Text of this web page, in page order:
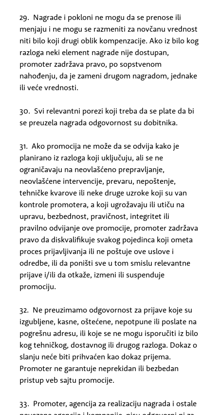
29. Nagrade i pokloni ne mogu da se prenose ili
menjaju i ne mogu se razmeniti za novčanu vrednost
niti bilo koji drugi oblik kompenzacije. Ako iz bilo kog
razloga neki element nagrade nije dostupan,
promoter zadržava pravo, po sopstvenom
nahođenju, da je zameni drugom nagradom, jednake
ili veće vrednosti.
30. Svi relevantni porezi koji treba da se plate da bi
se preuzela nagrada odgovornost su dobitnika.
31. Ako promocija ne može da se odvija kako je
planirano iz razloga koji uključuju, ali se ne
ograničavaju na neovlašćeno prepravljanje,
neovlašćene intervencije, prevaru, nepoštenje,
tehničke kvarove ili neke druge uzroke koji su van
kontrole promotera, a koji ugrožavaju ili utiču na
upravu, bezbednost, pravičnost, integritet ili
pravilno odvijanje ove promocije, promoter zadržava
pravo da diskvalifikuje svakog pojedinca koji ometa
proces prijavljivanja ili ne poštuje ove uslove i
odredbe, ili da poništi sve u tom smislu relevantne
prijave i/ili da otkaže, izmeni ili suspenduje
promociju.
32. Ne preuzimamo odgovornost za prijave koje su
izgubljene, kasne, oštećene, nepotpune ili poslate na
pogrešnu adresu, ili koje se ne mogu isporučiti iz bilo
kog tehničkog, dostavnog ili drugog razloga. Dokaz o
slanju neće biti prihvaćen kao dokaz prijema.
Promoter ne garantuje neprekidan ili bezbedan
pristup veb sajtu promocije.
33. Promoter, agencija za realizaciju nagrada i ostale